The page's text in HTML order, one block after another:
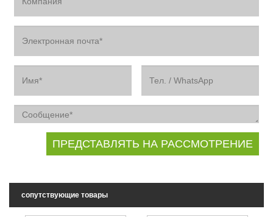
сопутствующие товары